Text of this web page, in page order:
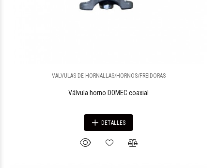
VALVULAS DE HORNALLAS/HORNOS/FREIDORAS
Válvula horno DOMEC coaxial
DETALLES